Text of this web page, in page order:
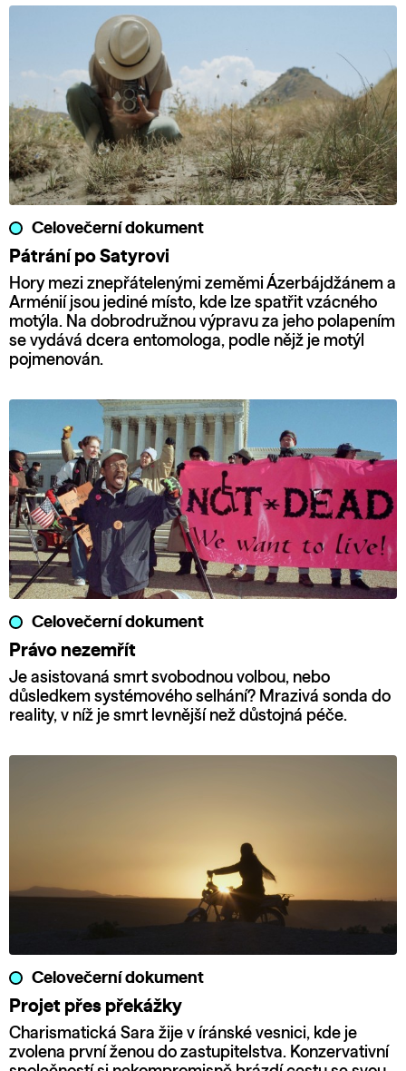
Celovečerní dokument
Pátrání po Satyrovi
Hory mezi znepřátelenými zeměmi Ázerbájdžánem a
Arménií jsou jediné místo, kde lze spatřit vzácného
motýla. Na dobrodružnou výpravu za jeho polapením
se vydává dcera entomologa, podle nějž je motýl
pojmenován.
Celovečerní dokument
Právo nezemřít
Je asistovaná smrt svobodnou volbou, nebo
důsledkem systémového selhání? Mrazivá sonda do
reality, v níž je smrt levnější než důstojná péče.
Celovečerní dokument
Projet přes překážky
Charismatická Sara žije v íránské vesnici, kde je
zvolena první ženou do zastupitelstva. Konzervativní